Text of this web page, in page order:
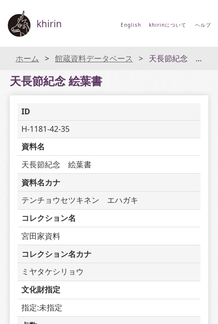
khirin English khirinについて ヘルプ
ホーム 館蔵資料データベース 天長節紀念 絵葉書
天長節紀念 絵葉書
ID
H-1181-42-35
資料名
天長節紀念　絵葉書
資料名カナ
テンチョウセツキネン　エハガキ
コレクション名
宮田家資料
コレクション名カナ
ミヤタケシリョウ
文化財指定
指定:未指定